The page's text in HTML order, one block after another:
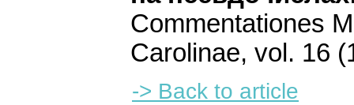
Commentationes
Carolinae, vol. 16
-> Back to article